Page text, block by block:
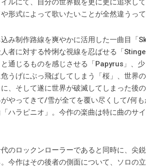
ルにて、自分の世界観を更に更に追求し
や形式によって歌いたいことが全然違うっ
み制作路線を爽やかに活用した一曲目「
者に対する怜悧な視線を忍ばせる「
通じるものを感じさせる「Papyrus」、
うげにぶっ飛ばしてしまう「桜」、世界
、そして遂に世界が破滅してしまった後
やってきて/雪が全てを覆い尽くして/何
ハラピニオ」。今作の楽曲は特に曲のサ
のロックンローラーであると同時に、尖
今作はその後者の側面について、ソロの